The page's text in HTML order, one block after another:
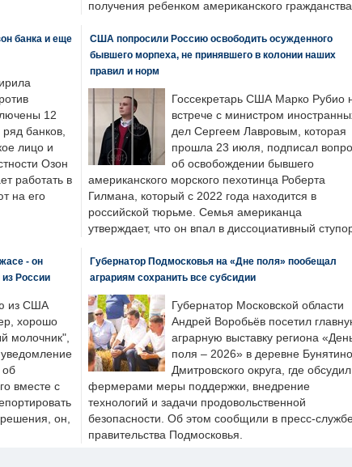
получения ребенком американского
банка и еще
12
банков,
лицо и
Озон
работать в
на его
США попросили Россию освободить осужденного
бывшего морпеха, не принявшего в колонии наших
правил и норм
Госсекретарь США Марко Рубио
встрече с министром
дел Сергеем Лавровым, которая
прошла 23 июля, подписал
об освобождении бывшего
американского морского пехотинца Роберта
Гилмана, который с 2022 года находится в
российской тюрьме. Семья американца
утверждает, что он впал в диссоциативный
- он
России
из США
хорошо
молочник",
об
вместе с
решения, он,
Губернатор Подмосковья на «Дне поля» пообещал
аграриям сохранить все субсидии
Губернатор Московской области
Андрей Воробьёв посетил
аграрную выставку региона
поля – 2026» в деревне Бунятино
Дмитровского округа, где
фермерами меры поддержки, внедрение
технологий и задачи продовольственной
безопасности. Об этом сообщили в пресс-
правительства Подмосковья.